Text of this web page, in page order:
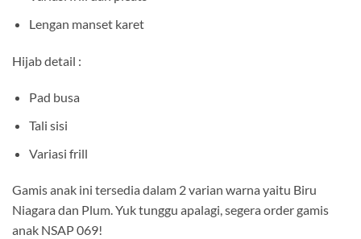
Lengan manset karet
Hijab detail :
Pad busa
Tali sisi
Variasi frill
Gamis anak ini tersedia dalam 2 varian warna yaitu Biru
Niagara dan Plum. Yuk tunggu apalagi, segera order gamis
anak NSAP 069!